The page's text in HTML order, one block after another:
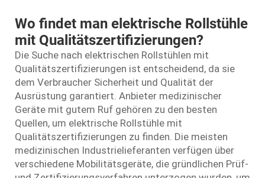
Wo findet man elektrische Rollstühle
mit Qualitätszertifizierungen?
Die Suche nach elektrischen Rollstühlen mit
Qualitätszertifizierungen ist entscheidend, da sie
dem Verbraucher Sicherheit und Qualität der
Ausrüstung garantiert. Anbieter medizinischer
Geräte mit gutem Ruf gehören zu den besten
Quellen, um elektrische Rollstühle mit
Qualitätszertifizierungen zu finden. Die meisten
medizinischen Industrielieferanten verfügen über
verschiedene Mobilitätsgeräte, die gründlichen Prüf-